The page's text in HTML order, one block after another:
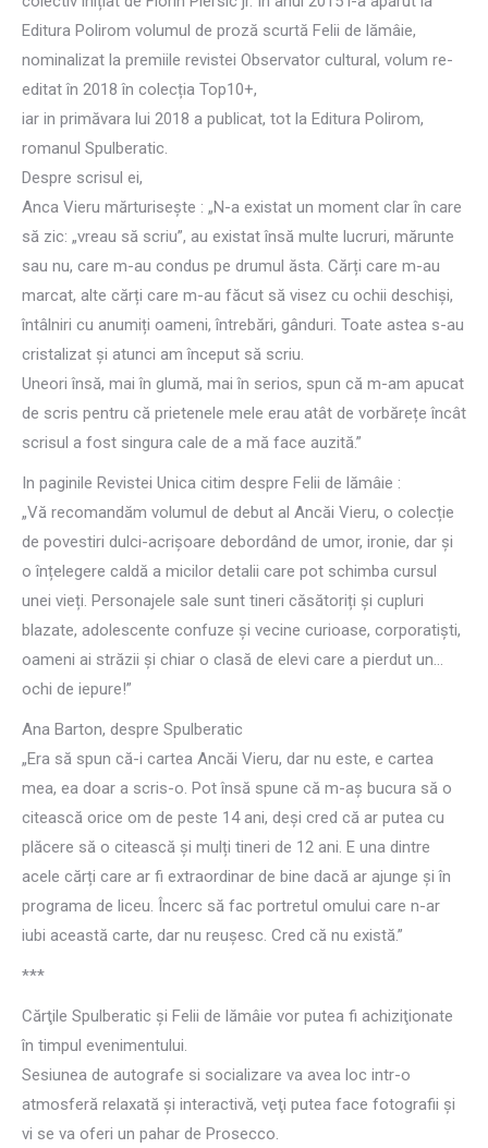
Editura Polirom volumul de proză scurtă Felii de lămâie,
nominalizat la premiile revistei Observator cultural, volum re-
editat în 2018 în colecția Top10+,
iar in primăvara lui 2018 a publicat, tot la Editura Polirom,
romanul Spulberatic.
Despre scrisul ei,
Anca Vieru mărturiseşte : „N-a existat un moment clar în care
să zic: „vreau să scriu”, au existat însă multe lucruri, mărunte
sau nu, care m-au condus pe drumul ăsta. Cărți care m-au
marcat, alte cărți care m-au făcut să visez cu ochii deschiși,
întâlniri cu anumiți oameni, întrebări, gânduri. Toate astea s-au
cristalizat și atunci am început să scriu.
Uneori însă, mai în glumă, mai în serios, spun că m-am apucat
de scris pentru că prietenele mele erau atât de vorbărețe încât
scrisul a fost singura cale de a mă face auzită.”
In paginile Revistei Unica citim despre Felii de lămâie :
„Vă recomandăm volumul de debut al Ancăi Vieru, o colecție
de povestiri dulci-acrișoare debordând de umor, ironie, dar și
o înțelegere caldă a micilor detalii care pot schimba cursul
unei vieți. Personajele sale sunt tineri căsătoriți și cupluri
blazate, adolescente confuze și vecine curioase, corporatiști,
oameni ai străzii și chiar o clasă de elevi care a pierdut un…
ochi de iepure!”
Ana Barton, despre Spulberatic
„Era să spun că-i cartea Ancăi Vieru, dar nu este, e cartea
mea, ea doar a scris-o. Pot însă spune că m-aș bucura să o
citească orice om de peste 14 ani, deși cred că ar putea cu
plăcere să o citească și mulți tineri de 12 ani. E una dintre
acele cărți care ar fi extraordinar de bine dacă ar ajunge și în
programa de liceu. Încerc să fac portretul omului care n-ar
iubi această carte, dar nu reușesc. Cred că nu există.”
***
Cărţile Spulberatic şi Felii de lămâie vor putea fi achiziţionate
în timpul evenimentului.
Sesiunea de autografe si socializare va avea loc intr-o
atmosferă relaxată şi interactivă, veţi putea face fotografii şi
vi se va oferi un pahar de Prosecco.